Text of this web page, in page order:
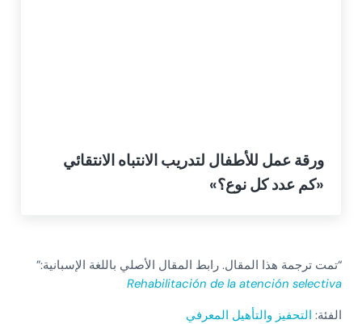
ورقة عمل للأطفال لتدريب الانتباه الانتقائي
«كم عدد كل نوع؟»
“تمت ترجمة هذا المقال. رابط المقال الأصلي باللغة الإسبانية:”
Rehabilitación de la atención selectiva
الفئة: التحفيز والتأهيل المعرفي